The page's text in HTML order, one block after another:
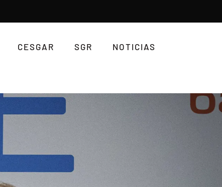
CESGAR SGR NOTICIAS